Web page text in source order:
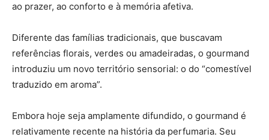
ao prazer, ao conforto e à memória afetiva.
Diferente das famílias tradicionais, que buscavam
referências florais, verdes ou amadeiradas, o gourmand
introduziu um novo território sensorial: o do “comestível
traduzido em aroma”.
Embora hoje seja amplamente difundido, o gourmand é
relativamente recente na história da perfumaria. Seu